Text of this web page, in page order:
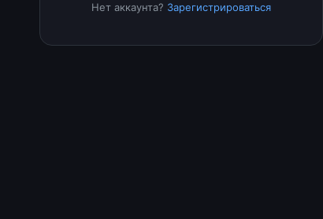
Нет аккаунта? Зарегистрироваться